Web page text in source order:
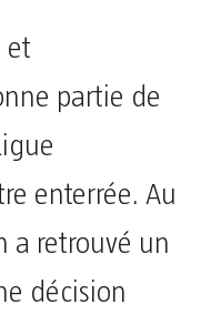
et
partie de
enterrée. Au
a retrouvé un
décision